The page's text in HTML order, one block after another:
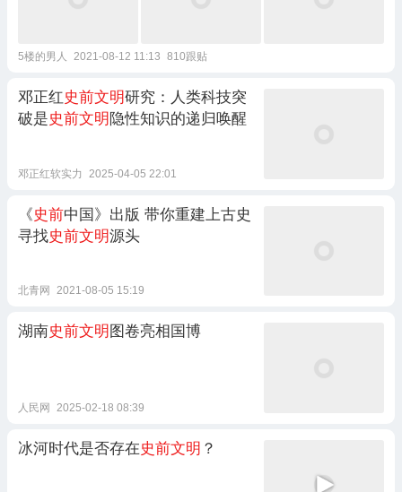
5楼的男人 2021-08-12 11:13 810跟贴
邓正红史前文明研究：人类科技突
破是史前文明 隐性知识的递归唤醒
邓正红软实力 2025-04-05 22:01
《史前中国》出版 带你重建上古史
寻找史前文明源头
北青网 2021-08-05 15:19
湖南史前文明 图卷亮相国博
人民网 2025-02-18 08:39
冰河时代是否存在史前文明 ？